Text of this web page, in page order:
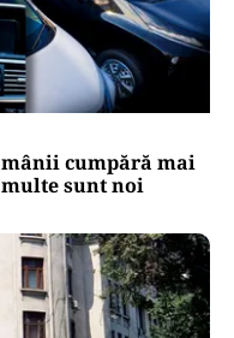
cumpără mai
sunt noi